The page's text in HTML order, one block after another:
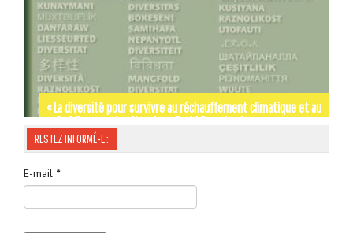
« La diversité pour survivre au réchauffement climatique et au
refroidissement culturel » — David Grosclaude
Par les rues et les chemins de SIGNES-SIGNA – Gérard Tautil
Occitània Moments d’Histoire de Jordi LABOUYSSE
RESTEZ INFORMÉ-E :
E-mail *